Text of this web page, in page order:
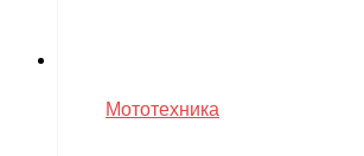
Мототехника